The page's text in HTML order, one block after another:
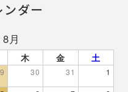
ダー
月
木 金 土
30 31 1